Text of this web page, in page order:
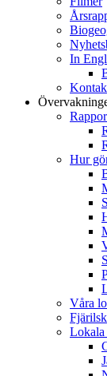
In
Hur
Våra
Lokala